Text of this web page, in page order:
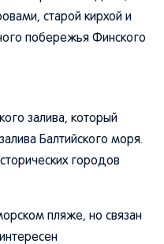
старой кирхой и
побережья Финского
залива, который
Балтийского моря.
городов
пляже, но связан